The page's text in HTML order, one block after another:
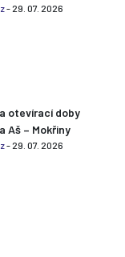
- 29. 07. 2026
otevírací doby
Aš – Mokřiny
- 29. 07. 2026